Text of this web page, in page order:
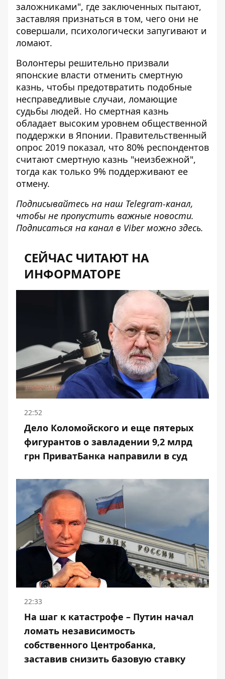
заложниками", где заключенных пытают,
заставляя признаться в том, чего они не
совершали, психологически запугивают и
ломают.
Волонтеры решительно призвали
японские власти отменить смертную
казнь, чтобы предотвратить подобные
несправедливые случаи, ломающие
судьбы людей. Но смертная казнь
обладает высоким уровнем общественной
поддержки в Японии. Правительственный
опрос 2019 показал, что 80% респондентов
считают смертную казнь "неизбежной",
тогда как только 9% поддерживают ее
отмену.
Подписывайтесь на наш Telegram-канал,
чтобы не пропустить важные новости.
Подписаться на канал в Viber можно здесь.
СЕЙЧАС ЧИТАЮТ НА
ИНФОРМАТОРЕ
22:52
Дело Коломойского и еще пятерых
фигурантов о завладении 9,2 млрд
грн ПриватБанка направили в суд
22:33
На шаг к катастрофе – Путин начал
ломать независимость
собственного Центробанка,
заставив снизить базовую ставку